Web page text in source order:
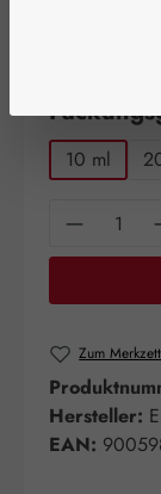
10 ml
Produkt
Zum
Hersteller:
EAN: